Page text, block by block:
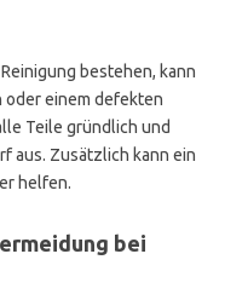
bestehen, kann
einem defekten
Teile gründlich und
aus. Zusätzlich kann ein
helfen.
bei